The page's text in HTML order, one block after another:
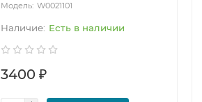
W0021101
Есть в наличии
3400 ₽